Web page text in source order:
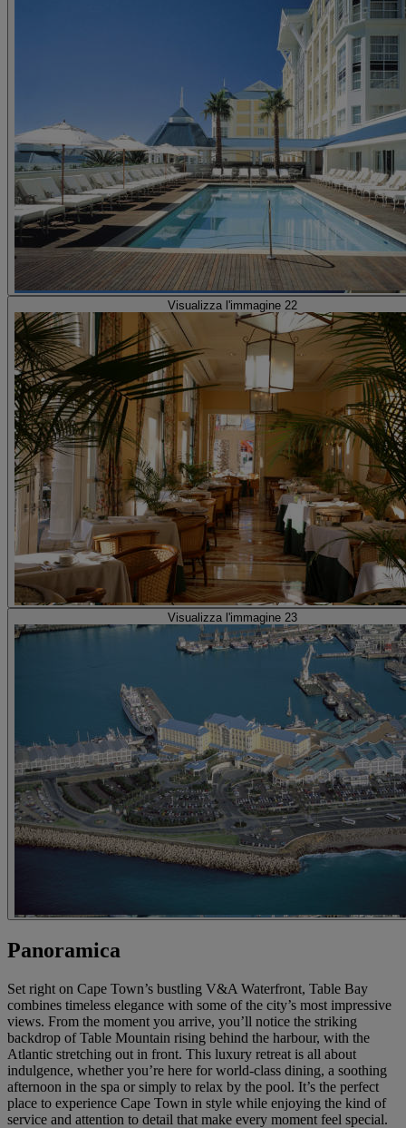
Visualizza l'immagine 22
Visualizza l'immagine 23
Panoramica
Set right on Cape Town’s bustling V&A Waterfront, Table Bay
combines timeless elegance with some of the city’s most impressive
views. From the moment you arrive, you’ll notice the striking
backdrop of Table Mountain rising behind the harbour, with the
Atlantic stretching out in front. This luxury retreat is all about
indulgence, whether you’re here for world-class dining, a soothing
afternoon in the spa or simply to relax by the pool. It’s the perfect
place to experience Cape Town in style while enjoying the kind of
service and attention to detail that make every moment feel special.